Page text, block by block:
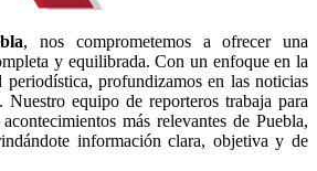
, nos comprometemos a ofrecer una
y equilibrada. Con un enfoque en la
profundizamos en las noticias
Nuestro equipo de reporteros trabaja para
más relevantes de Puebla,
información clara, objetiva y de